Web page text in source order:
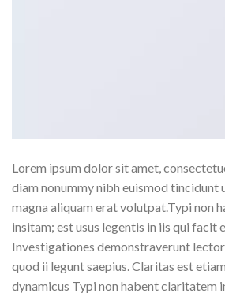
Lorem ipsum dolor sit amet,
diam nonummy nibh euismod tincidunt
magna aliquam erat volutpat.Typi non
insitam; est usus legentis in iis qui facit
Investigationes demonstraverunt
quod ii legunt saepius. Claritas est
dynamicus Typi non habent claritatem